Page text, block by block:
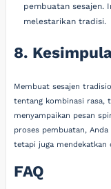
pembuatan sesajen.
melestarikan tradisi.
8.
Membuat sesajen
tentang kombinasi rasa,
menyampaikan pesan
proses pembuatan,
tetapi juga mendekatkan
FAQ